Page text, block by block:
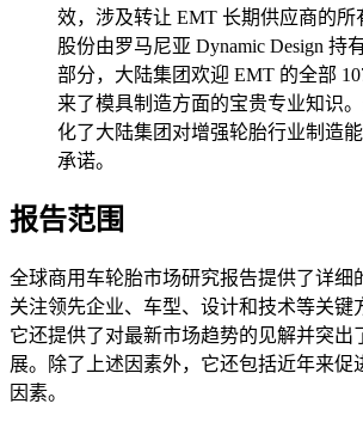
效，涉及转让 EMT 长期供应商的所
股份由罗马尼亚 Dynamic Design 持
部分，大陆集团欢迎 EMT 的全部
来了模具制造方面的宝贵专业知识
化了大陆集团对增强轮胎行业制造
承诺。
报告范围
全球商用车轮胎市场研究报告提供了详细
关注领先企业、车型、设计和技术等关键
它还提供了对最新市场趋势的见解并突出
展。除了上述因素外，它还包括近年来促
因素。